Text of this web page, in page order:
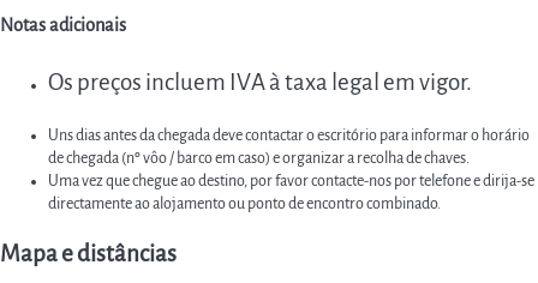
Notas adicionais
Os preços incluem IVA à taxa legal em vigor.
Uns dias antes da chegada deve contactar o escritório para informar o horário
de chegada (nº vôo / barco em caso) e organizar a recolha de chaves.
Uma vez que chegue ao destino, por favor contacte-nos por telefone e dirija-se
directamente ao alojamento ou ponto de encontro combinado.
Mapa e distâncias